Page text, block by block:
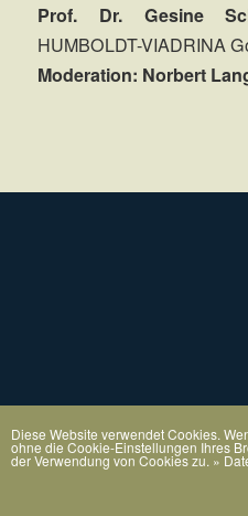
Prof. Dr. Gesine
HUMBOLDT-VIADRINA
Moderation: Norbert
Diese Website verwendet Cookies.
ohne die Cookie-Einstellungen Ihres
der Verwendung von Cookies zu. »